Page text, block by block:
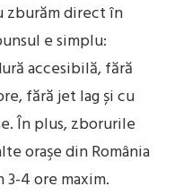
zburăm direct în
e simplu:
accesibilă, fără
fără jet lag și cu
În plus, zborurile
oraşe din România
3-4 ore maxim.